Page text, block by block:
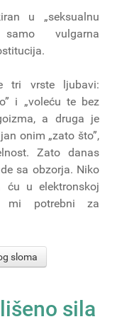
u „seksualnu
vulgarna
tri vrste ljubavi:
i „voleću te bez
a druga je
onim „zato što”,
Zato danas
sa obzorja. Niko
ću u elektronskoj
mi potrebni za
sloma
sila